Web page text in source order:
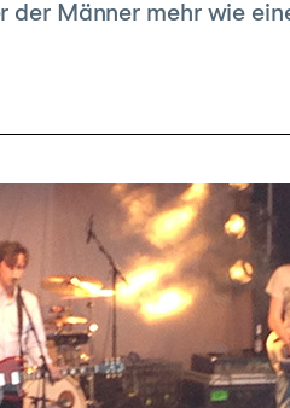
der Männer mehr wie